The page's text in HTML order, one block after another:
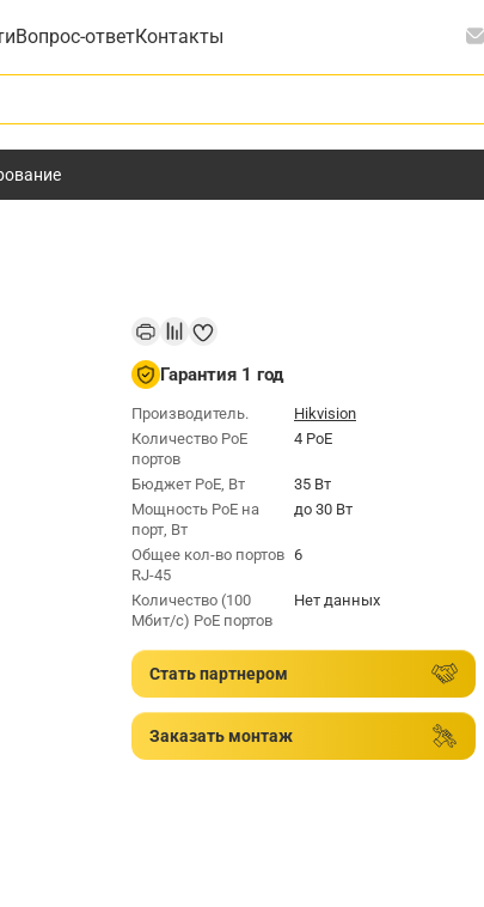
Вопрос-ответКонтакты
Гарантия 1 год
Производитель.
Hikvision
Количество PoE
портов
4 PoE
Бюджет РоЕ, Вт
35 Вт
Мощность РоЕ на
порт, Вт
до 30 Вт
Общее кол-во портов
RJ-45
6
Количество (100
Мбит/с) PoE портов
Нет данных
Стать партнером
Заказать монтаж